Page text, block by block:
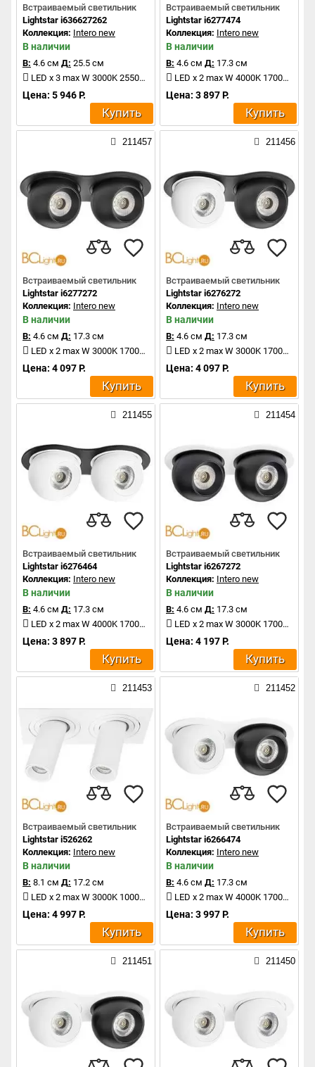
Встраиваемый светильник
Lightstar i636627262
Коллекция: Intero new
В наличии
В: 4.6 см Д: 25.5 см
LED x 3 max W 3000K 2550Lm
Цена: 5 946 Р.
Купить
Встраиваемый светильник
Lightstar i6277474
Коллекция: Intero new
В наличии
В: 4.6 см Д: 17.3 см
LED x 2 max W 4000K 1700Lm
Цена: 3 897 Р.
Купить
211457
Встраиваемый светильник
Lightstar i6277272
Коллекция: Intero new
В наличии
В: 4.6 см Д: 17.3 см
LED x 2 max W 3000K 1700Lm
Цена: 4 097 Р.
Купить
211456
Встраиваемый светильник
Lightstar i6276272
Коллекция: Intero new
В наличии
В: 4.6 см Д: 17.3 см
LED x 2 max W 3000K 1700Lm
Цена: 4 097 Р.
Купить
211455
Встраиваемый светильник
Lightstar i6276464
Коллекция: Intero new
В наличии
В: 4.6 см Д: 17.3 см
LED x 2 max W 4000K 1700Lm
Цена: 3 897 Р.
Купить
211454
Встраиваемый светильник
Lightstar i6267272
Коллекция: Intero new
В наличии
В: 4.6 см Д: 17.3 см
LED x 2 max W 3000K 1700Lm
Цена: 4 197 Р.
Купить
211453
Встраиваемый светильник
Lightstar i526262
Коллекция: Intero new
В наличии
В: 8.1 см Д: 17.2 см
LED x 2 max W 3000K 1000Lm
Цена: 4 997 Р.
Купить
211452
Встраиваемый светильник
Lightstar i6266474
Коллекция: Intero new
В наличии
В: 4.6 см Д: 17.3 см
LED x 2 max W 4000K 1700Lm
Цена: 3 997 Р.
Купить
211451 211450